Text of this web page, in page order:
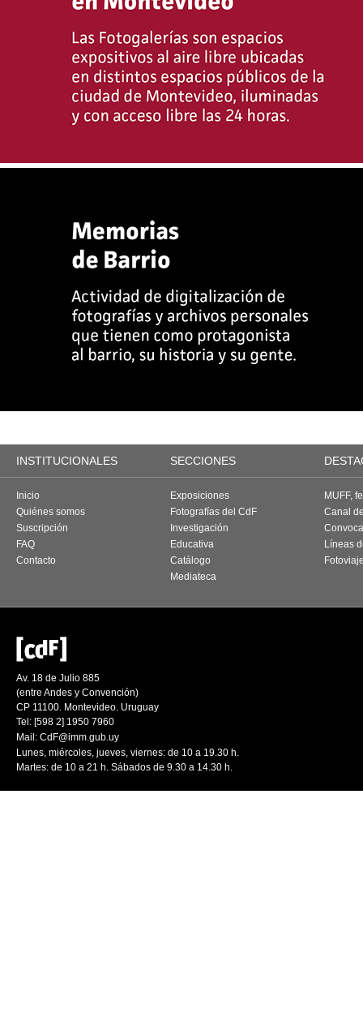
INSTITUCIONALES SECCIONES
Inicio
Quiénes somos
Suscripción
FAQ
Contacto
Exposiciones
Fotografías del CdF
Investigación
Educativa
Catálogo
Mediateca
MUFF,
Canal
Líneas
Av. 18 de Julio 885
(entre Andes y Convención)
CP 11100. Montevideo. Uruguay
Tel: [598 2] 1950 7960
Mail: CdF@imm.gub.uy
Lunes, miércoles, jueves, viernes: de 10 a 19.30 h.
Martes: de 10 a 21 h. Sábados de 9.30 a 14.30 h.